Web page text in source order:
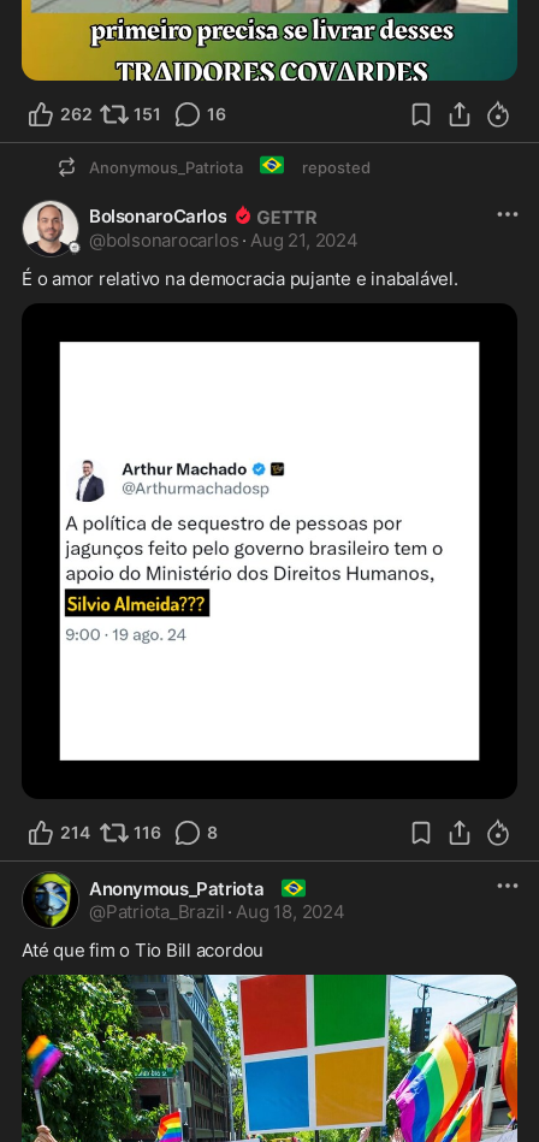
262 151 16
Anonymous_Patriota 🇧🇷 reposted
BolsonaroCarlos
@bolsonarocarlos · Aug 21, 2024
É o amor relativo na democracia pujante e inabalável.
214 116 8
Anonymous_Patriota 🇧🇷
@Patriota_Brazil · Aug 18, 2024
Até que fim o Tio Bill acordou